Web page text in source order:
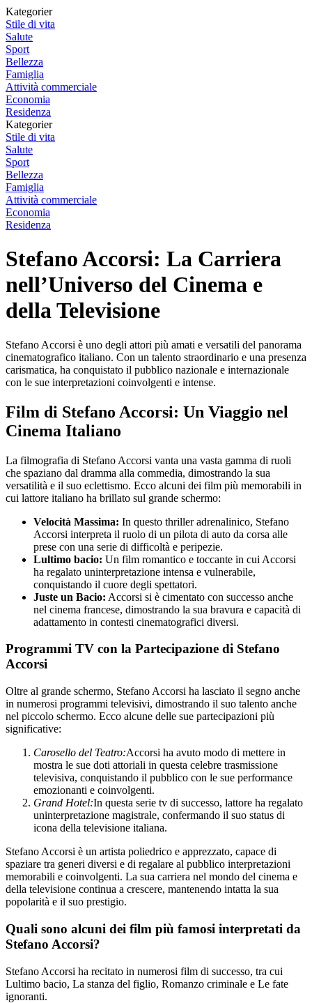
Kategorier
Stile di vita
Salute
Sport
Bellezza
Famiglia
Attività commerciale
Economia
Residenza
Kategorier
Stile di vita
Salute
Sport
Bellezza
Famiglia
Attività commerciale
Economia
Residenza
Stefano Accorsi: La Carriera
nell’Universo del Cinema e
della Televisione
Stefano Accorsi è uno degli attori più amati e versatili del panorama
cinematografico italiano. Con un talento straordinario e una presenza
carismatica, ha conquistato il pubblico nazionale e internazionale
con le sue interpretazioni coinvolgenti e intense.
Film di Stefano Accorsi: Un Viaggio nel
Cinema Italiano
La filmografia di Stefano Accorsi vanta una vasta gamma di ruoli
che spaziano dal dramma alla commedia, dimostrando la sua
versatilità e il suo eclettismo. Ecco alcuni dei film più memorabili in
cui lattore italiano ha brillato sul grande schermo:
Velocità Massima: In questo thriller adrenalinico, Stefano
Accorsi interpreta il ruolo di un pilota di auto da corsa alle
prese con una serie di difficoltà e peripezie.
Lultimo bacio: Un film romantico e toccante in cui Accorsi
ha regalato uninterpretazione intensa e vulnerabile,
conquistando il cuore degli spettatori.
Juste un Bacio: Accorsi si è cimentato con successo anche
nel cinema francese, dimostrando la sua bravura e capacità di
adattamento in contesti cinematografici diversi.
Programmi TV con la Partecipazione di Stefano
Accorsi
Oltre al grande schermo, Stefano Accorsi ha lasciato il segno anche
in numerosi programmi televisivi, dimostrando il suo talento anche
nel piccolo schermo. Ecco alcune delle sue partecipazioni più
significative:
Carosello del Teatro:Accorsi ha avuto modo di mettere in
mostra le sue doti attoriali in questa celebre trasmissione
televisiva, conquistando il pubblico con le sue performance
emozionanti e coinvolgenti.
Grand Hotel:In questa serie tv di successo, lattore ha regalato
uninterpretazione magistrale, confermando il suo status di
icona della televisione italiana.
Stefano Accorsi è un artista poliedrico e apprezzato, capace di
spaziare tra generi diversi e di regalare al pubblico interpretazioni
memorabili e coinvolgenti. La sua carriera nel mondo del cinema e
della televisione continua a crescere, mantenendo intatta la sua
popolarità e il suo prestigio.
Quali sono alcuni dei film più famosi interpretati da
Stefano Accorsi?
Stefano Accorsi ha recitato in numerosi film di successo, tra cui
Lultimo bacio, La stanza del figlio, Romanzo criminale e Le fate
ignoranti.